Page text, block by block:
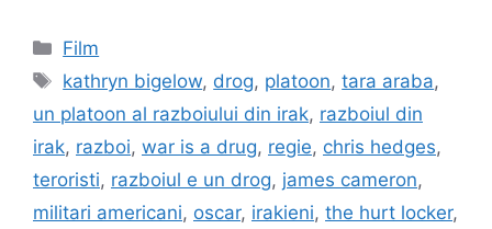
Categories
Film
Tags
kathryn bigelow, drog, platoon,tara araba,
un platoon al razboiului din irak, razboiul din
irak, razboi, war is a drug, regie, chris hedges,
teroristi, razboiul e un drog, james cameron,
militari americani, oscar, irakieni, the hurt locker,